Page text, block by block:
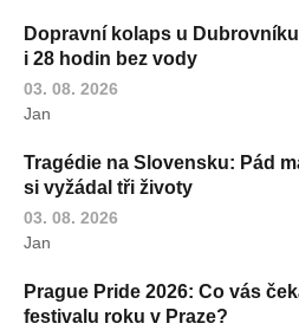
Dopravní kolaps u
i 28 hodin bez vody
03. 08. 2026
Jan
Tragédie na Slovensku: Pád
si vyžádal tři životy
03. 08. 2026
Jan
Prague Pride 2026: Co vás
festivalu roku v Praze?